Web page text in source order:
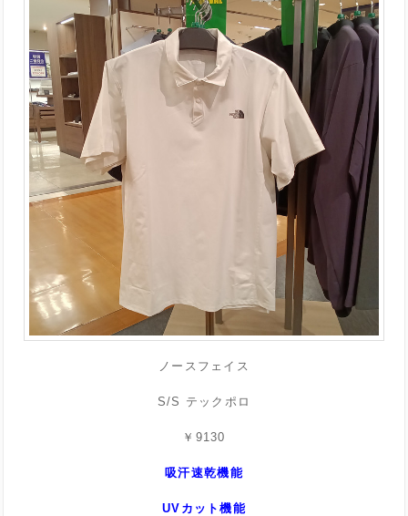
ノースフェイス
S/S テックポロ
￥9130
吸汗速乾機能
UVカット機能